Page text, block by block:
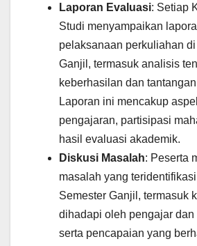
Laporan Evaluasi: Setiap
Studi menyampaikan
pelaksanaan perkuliahan
Ganjil, termasuk analisis
keberhasilan dan
Laporan ini mencakup
pengajaran, partisipasi
hasil evaluasi akademik.
Diskusi Masalah: Peserta
masalah yang
Semester Ganjil, termasuk
dihadapi oleh pengajar dan
serta pencapaian yang